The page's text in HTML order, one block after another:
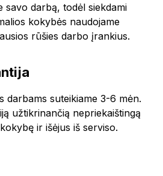
savo darbą, todėl siekdami
kokybės naudojame
rūšies darbo įrankius.
darbams suteikiame 3-6 mėn.
užtikrinančią nepriekaištingą
ir išėjus iš serviso.